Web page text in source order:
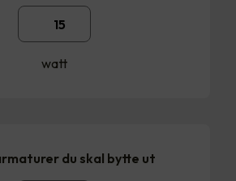
watt
du skal bytte ut